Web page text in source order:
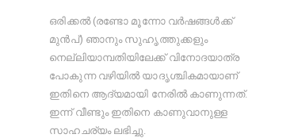
ഒരിക്കൽ (രണ്ടോ മൂന്നോ വർഷങ്ങൾക്ക്
മുൻപ്) ഞാനും സുഹൃത്തുക്കളും
നെല്ലിയാമ്പതിയിലേക്ക് വിനോദയാത്ര
പോകുന്ന വഴിയിൽ യാദൃശ്ചികമായാണ്
ഇതിനെ ആദ്യമായി നേരിൽ കാണുന്നത്.
ഇന്ന് വീണ്ടും ഇതിനെ കാണുവാനുള്ള
സാഹചര്യം ലഭിച്ചു.